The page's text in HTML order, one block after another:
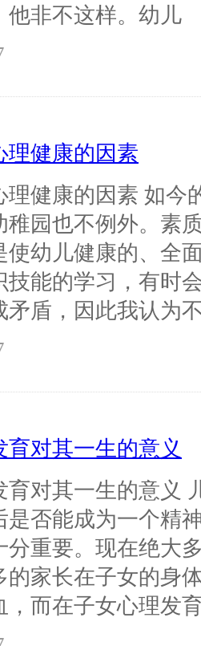
他非不这样。幼儿
理健康的因素
理健康的因素 如今
稚园也不例外。素
使幼儿健康的、全
技能的学习，有时
矛盾，因此我认为
育对其一生的意义
育对其一生的意义
是否能成为一个精
分重要。现在绝大
的家长在子女的身
，而在子女心理发